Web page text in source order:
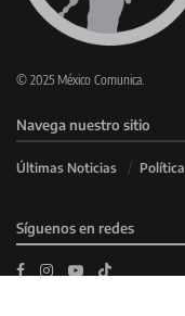
© 2025 México Comunica.
Navega nuestro sitio
Últimas Noticias Política
Síguenos en redes